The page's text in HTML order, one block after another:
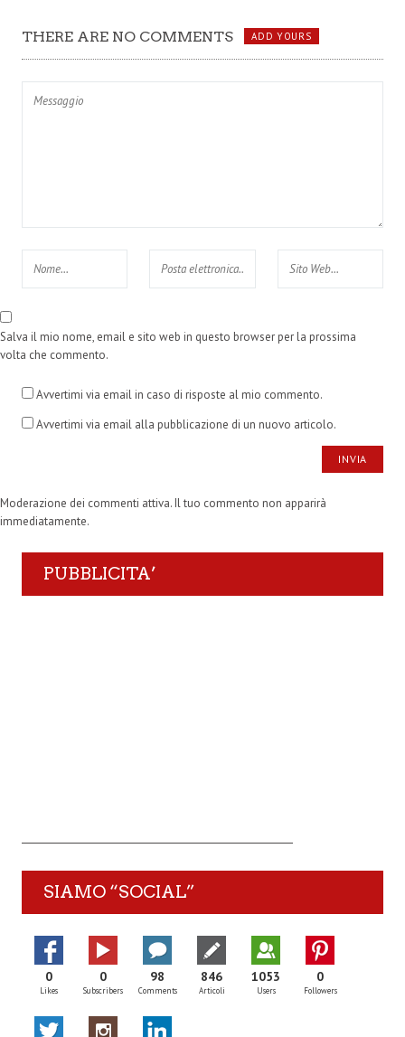
THERE ARE NO COMMENTS ADD YOURS
Salva il mio nome, email e sito web in questo browser per la prossima
volta che commento.
Avvertimi via email in caso di risposte al mio commento.
Avvertimi via email alla pubblicazione di un nuovo articolo.
Moderazione dei commenti attiva. Il tuo commento non apparirà
immediatamente.
PUBBLICITA’
SIAMO “SOCIAL”
0
Likes
0
Subscribers
98
Comments
846
Articoli
1053
Users
0
Followers